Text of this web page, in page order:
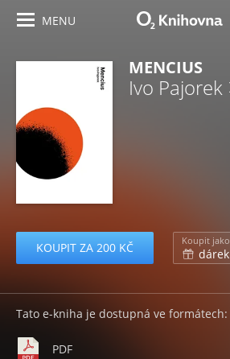
MENU
MENCIUS
Ivo Pajorek
KOUPIT ZA 200 KČ Koupit jako
dárek
Tato e-kniha je dostupná ve formátech:
PDF